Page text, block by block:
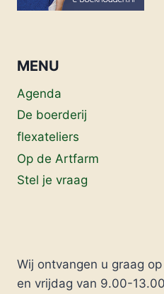
MENU
Agenda
De boerderij
flexateliers
Op de Artfarm
Stel je vraag
Wij ontvangen u graag
en vrijdag van 9.00-